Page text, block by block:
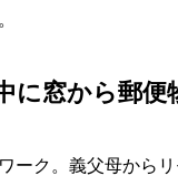
に窓から郵
ーク。義父母から